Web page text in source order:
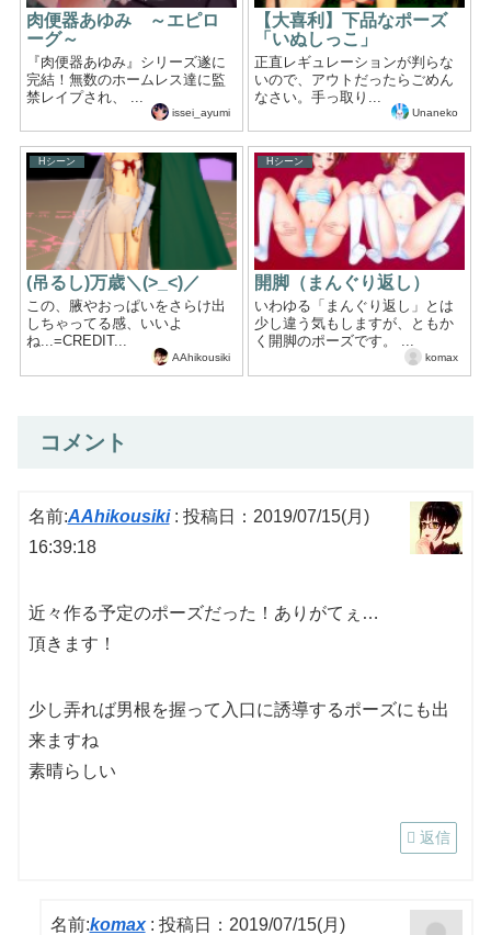
肉便器あゆみ ～エピロ
ーグ～
『肉便器あゆみ』シリーズ遂に
完結！無数のホームレス達に監
禁レイプされ、 ...
issei_ayumi
【大喜利】下品なポーズ
「いぬしっこ」
正直レギュレーションが判らな
いので、アウトだったらごめん
なさい。手っ取り...
Unaneko
Hシーン
(吊るし)万歳＼(>_<)／
この、腋やおっぱいをさらけ出
しちゃってる感、いいよ
ね...=CREDIT...
AAhikousiki
Hシーン
開脚（まんぐり返し）
いわゆる「まんぐり返し」とは
少し違う気もしますが、ともか
く開脚のポーズです。 ...
komax
コメント
名前:AAhikousiki: 投稿日：2019/07/15(月)
16:39:18
近々作る予定のポーズだった！ありがてぇ…
頂きます！
少し弄れば男根を握って入口に誘導するポーズにも出
来ますね
素晴らしい
返信
名前:komax: 投稿日：2019/07/15(月)